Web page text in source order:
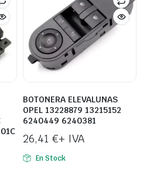
BOTONERA ELEVALUNAS
OPEL 13228879 13215152
6240449 6240381
26,41 €+ IVA
En Stock